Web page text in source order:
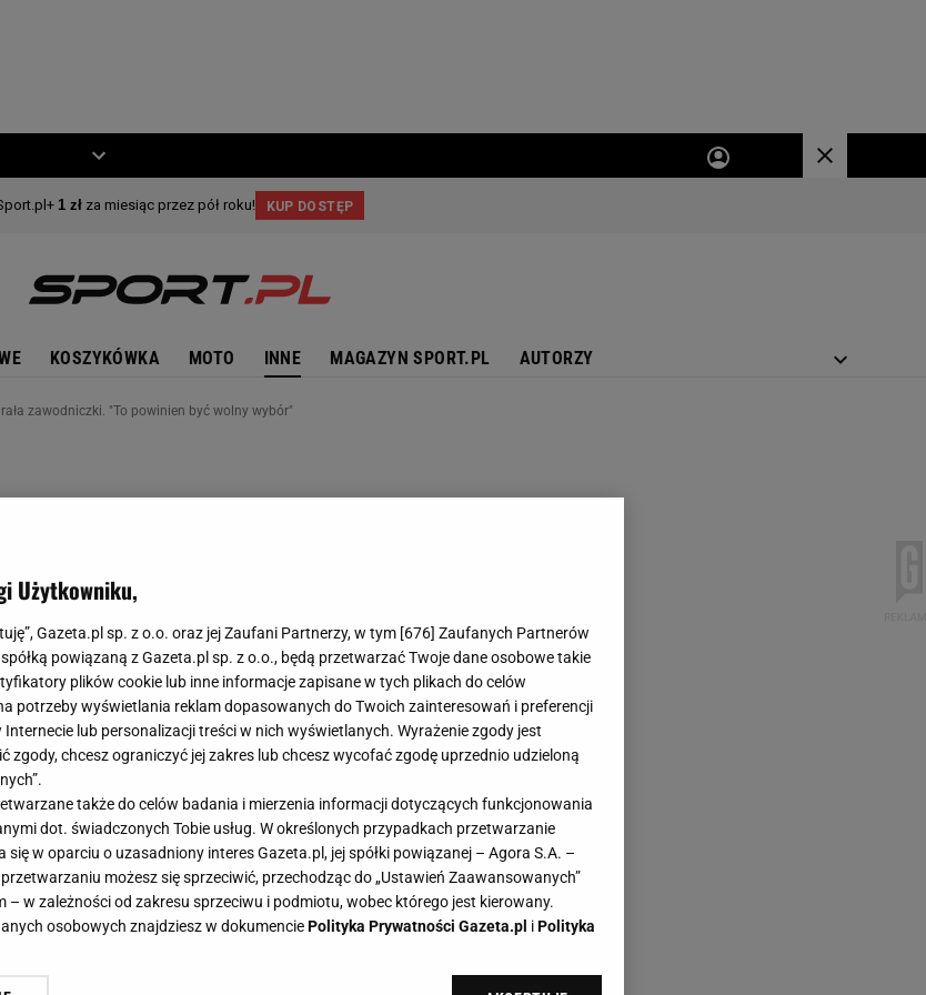
KOSZYKÓWKA MOTO INNE MAGAZYN SPORT.PL AUTORZY
zawodniczki. "To powinien być wolny wybór"
Użytkowniku,
Gazeta.pl sp. z o.o. oraz jej Zaufani Partnerzy, w tym [676] Zaufanych Partnerów
powiązaną z Gazeta.pl sp. z o.o., będą przetwarzać Twoje dane osobowe takie
plików cookie lub inne informacje zapisane w tych plikach do celów
potrzeby wyświetlania reklam dopasowanych do Twoich zainteresowań i preferencji
lub personalizacji treści w nich wyświetlanych. Wyrażenie zgody jest
zgody, chcesz ograniczyć jej zakres lub chcesz wycofać zgodę uprzednio udzieloną
także do celów badania i mierzenia informacji dotyczących funkcjonowania
dot. świadczonych Tobie usług. W określonych przypadkach przetwarzanie
w oparciu o uzasadniony interes Gazeta.pl, jej spółki powiązanej – Agora S.A. –
możesz się sprzeciwić, przechodząc do „Ustawień Zaawansowanych”
– w zależności od zakresu sprzeciwu i podmiotu, wobec którego jest kierowany.
osobowych znajdziesz w dokumenciePolityka Prywatności Gazeta.pl iPolityka